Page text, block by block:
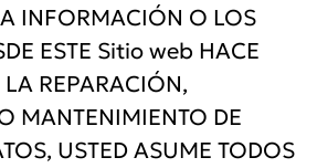
INFORMACIÓN O LOS
ESTE Sitio web HACE
REPARACIÓN,
MANTENIMIENTO DE
USTED ASUME TODOS